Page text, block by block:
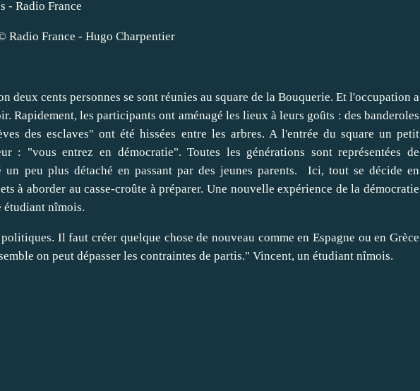
Radio France - Hugo Charpentier
deux cents personnes se sont réunies au square de la Bouquerie. Et l'occupation a
Rapidement, les participants ont aménagé les lieux à leurs goûts : des banderoles
des esclaves" ont été hissées entre les arbres. A l'entrée du square un petit
: "vous entrez en démocratie". Toutes les générations sont représentées de
un peu plus détaché en passant par des jeunes parents. Ici, tout se décide en
à aborder au casse-croûte à préparer. Une nouvelle expérience de la démocratie
étudiant nîmois.
Il faut créer quelque chose de nouveau comme en Espagne ou en Grèce
on peut dépasser les contraintes de partis." Vincent, un étudiant nîmois.